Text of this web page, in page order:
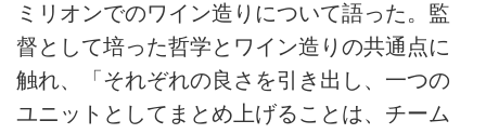
ミリオンでのワイン造りについて語った。監
督として培った哲学とワイン造りの共通点に
触れ、「それぞれの良さを引き出し、一つの
ユニットとしてまとめ上げることは、チーム